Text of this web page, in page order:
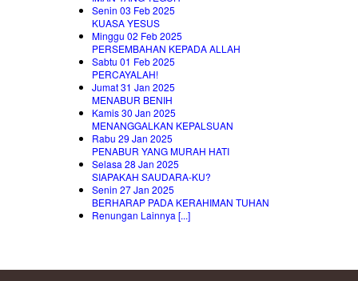
Senin 03 Feb 2025
KUASA YESUS
Minggu 02 Feb 2025
PERSEMBAHAN KEPADA ALLAH
Sabtu 01 Feb 2025
PERCAYALAH!
Jumat 31 Jan 2025
MENABUR BENIH
Kamis 30 Jan 2025
MENANGGALKAN KEPALSUAN
Rabu 29 Jan 2025
PENABUR YANG MURAH HATI
Selasa 28 Jan 2025
SIAPAKAH SAUDARA-KU?
Senin 27 Jan 2025
BERHARAP PADA KERAHIMAN TUHAN
Renungan Lainnya [...]